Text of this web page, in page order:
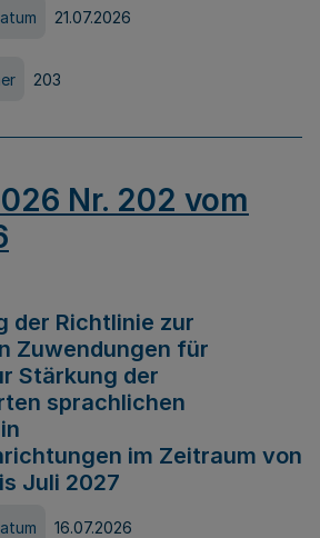
21.07.2026
203
Nr. 202 vom
der Richtlinie zur
Zuwendungen für
Stärkung der
sprachlichen
im Zeitraum von
Juli 2027
16.07.2026